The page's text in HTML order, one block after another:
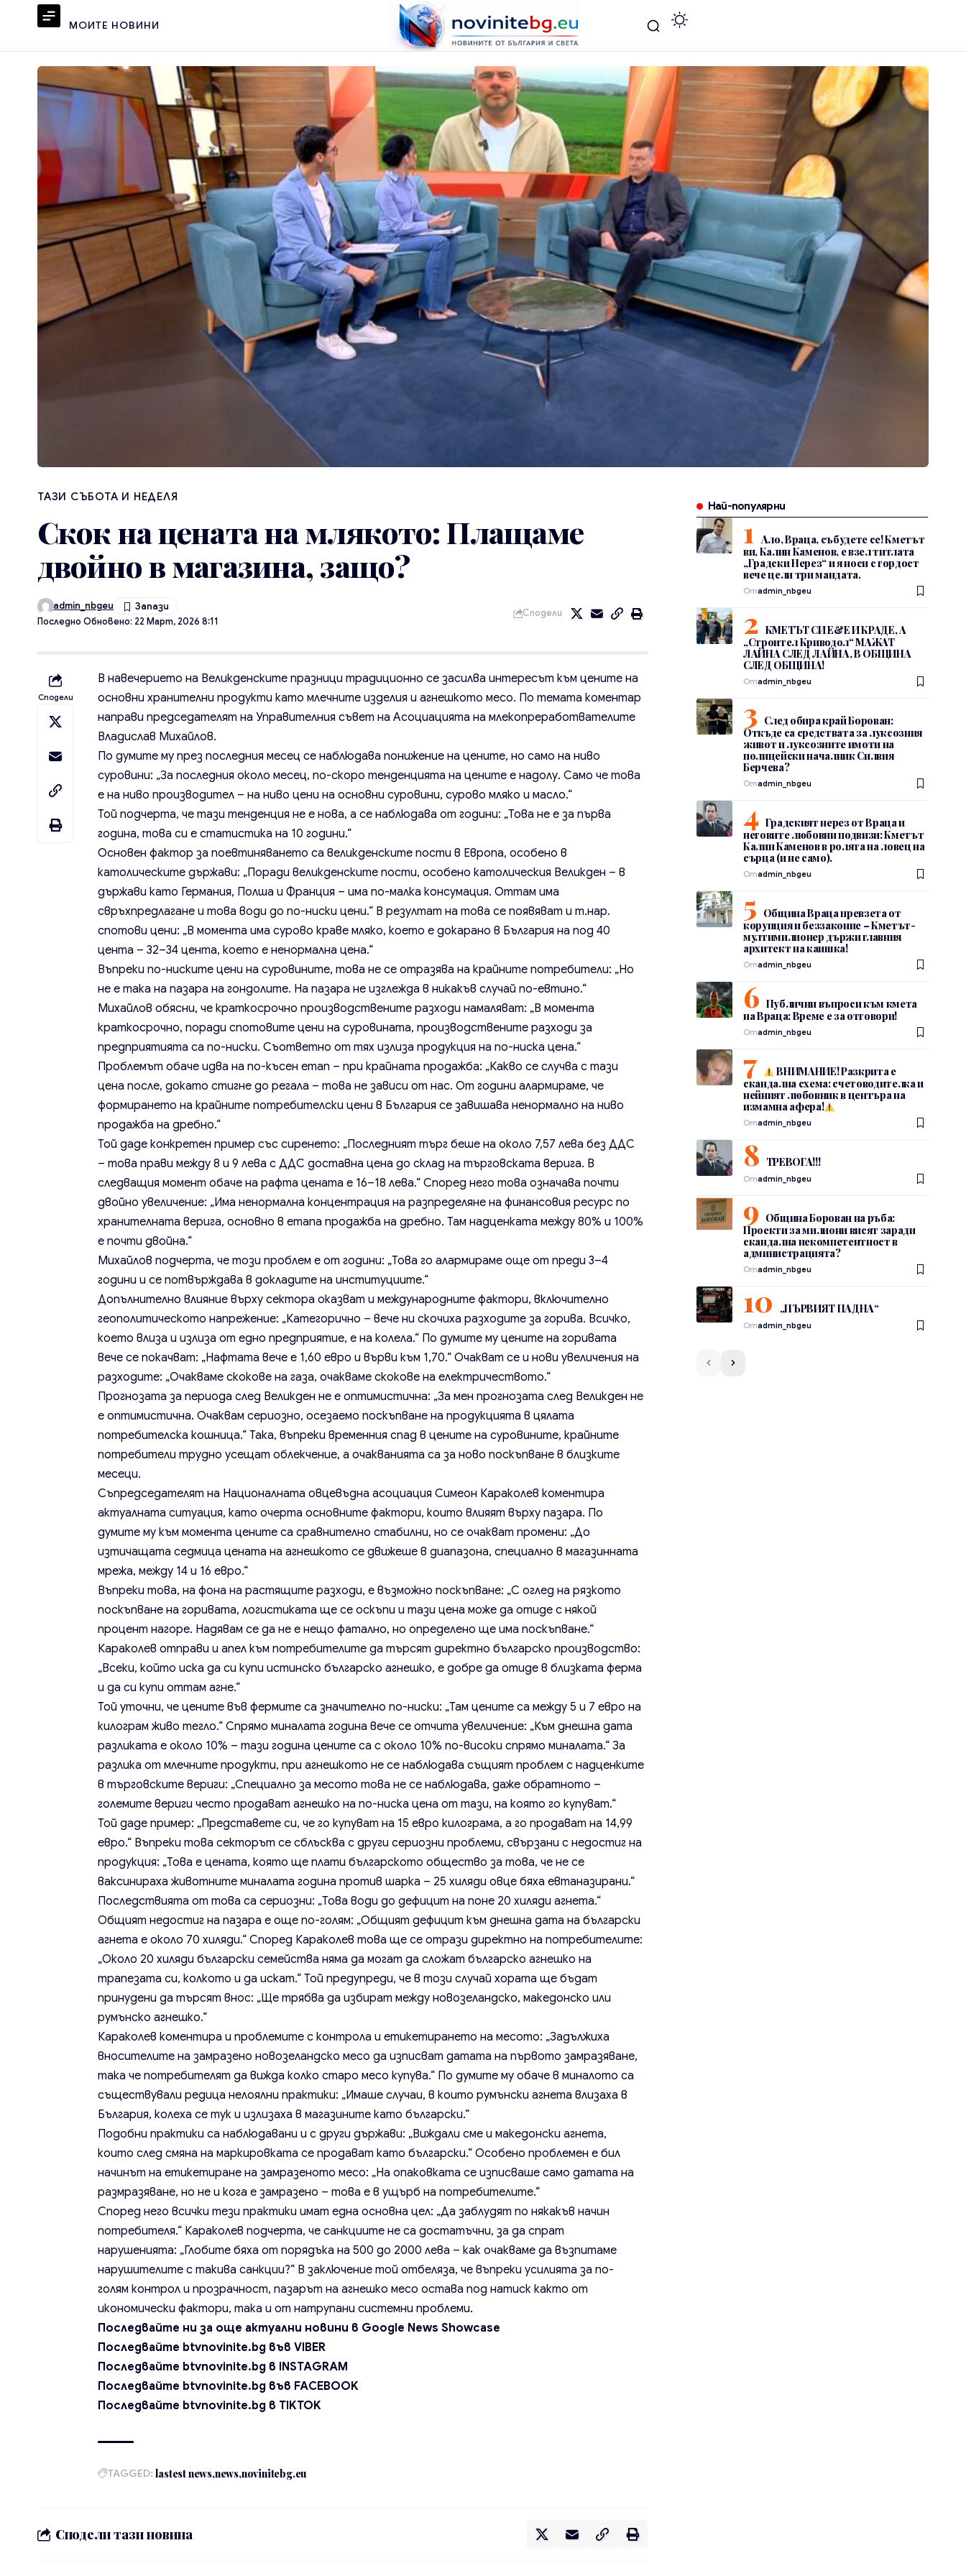
МОИТЕ НОВИНИ
ТАЗИ СЪБОТА И НЕДЕЛЯ
Скок на цената на млякото: Плащаме
двойно в магазина, защо?
Последно Обновено: 22 Март, 2026 8:11
admin_nbgeu
Сподели
Сподели
В навечерието на Великденските празници традиционно се засилва интересът към цените на
основни хранителни продукти като млечните изделия и агнешкото месо. По темата коментар
направи председателят на Управителния съвет на Асоциацията на млекопреработвателите
Владислав Михайлов.
По думите му през последния месец се наблюдава понижение на цените, но само на ниво
суровини: „За последния около месец, по-скоро тенденцията на цените е надолу. Само че това
е на ниво производител – на ниво цени на основни суровини, сурово мляко и масло.“
Той подчерта, че тази тенденция не е нова, а се наблюдава от години: „Това не е за първа
година, това си е статистика на 10 години.“
Основен фактор за поевтиняването са великденските пости в Европа, особено в
католическите държави: „Поради великденските пости, особено католическия Великден – в
държави като Германия, Полша и Франция – има по-малка консумация. Оттам има
свръхпредлагане и това води до по-ниски цени.“ В резултат на това се появяват и т.нар.
спотови цени: „В момента има сурово краве мляко, което е докарано в България на под 40
цента – 32–34 цента, което е ненормална цена.“
Въпреки по-ниските цени на суровините, това не се отразява на крайните потребители: „Но
не е така на пазара на гондолите. На пазара не изглежда в никакъв случай по-евтино.“
Михайлов обясни, че краткосрочно производствените разходи намаляват: „В момента
краткосрочно, поради спотовите цени на суровината, производствените разходи за
предприятията са по-ниски. Съответно от тях излиза продукция на по-ниска цена.“
Проблемът обаче идва на по-късен етап – при крайната продажба: „Какво се случва с тази
цена после, докато стигне до регала – това не зависи от нас. От години алармираме, че
формирането на крайните потребителски цени в България се завишава ненормално на ниво
продажба на дребно.“
Той даде конкретен пример със сиренето: „Последният търг беше на около 7,57 лева без ДДС
– това прави между 8 и 9 лева с ДДС доставна цена до склад на търговската верига. В
следващия момент обаче на рафта цената е 16–18 лева.“ Според него това означава почти
двойно увеличение: „Има ненормална концентрация на разпределяне на финансовия ресурс по
хранителната верига, основно в етапа продажба на дребно. Там надценката между 80% и 100%
е почти двойна.“
Михайлов подчерта, че този проблем е от години: „Това го алармираме още от преди 3–4
години и се потвърждава в докладите на институциите.“
Допълнително влияние върху сектора оказват и международните фактори, включително
геополитическото напрежение: „Категорично – вече ни скочиха разходите за горива. Всичко,
което влиза и излиза от едно предприятие, е на колела.“ По думите му цените на горивата
вече се покачват: „Нафтата вече е 1,60 евро и върви към 1,70.“ Очакват се и нови увеличения на
разходите: „Очакваме скокове на газа, очакваме скокове на електричеството.“
Прогнозата за периода след Великден не е оптимистична: „За мен прогнозата след Великден не
е оптимистична. Очаквам сериозно, осезаемо поскъпване на продукцията в цялата
потребителска кошница.“ Така, въпреки временния спад в цените на суровините, крайните
потребители трудно усещат облекчение, а очакванията са за ново поскъпване в близките
месеци.
Съпредседателят на Националната овцевъдна асоциация Симеон Караколев коментира
актуалната ситуация, като очерта основните фактори, които влияят върху пазара. По
думите му към момента цените са сравнително стабилни, но се очакват промени: „До
изтичащата седмица цената на агнешкото се движеше в диапазона, специално в магазинната
мрежа, между 14 и 16 евро.“
Въпреки това, на фона на растящите разходи, е възможно поскъпване: „С оглед на рязкото
поскъпване на горивата, логистиката ще се оскъпи и тази цена може да отиде с някой
процент нагоре. Надявам се да не е нещо фатално, но определено ще има поскъпване.“
Караколев отправи и апел към потребителите да търсят директно българско производство:
„Всеки, който иска да си купи истинско българско агнешко, е добре да отиде в близката ферма
и да си купи оттам агне.“
Той уточни, че цените във фермите са значително по-ниски: „Там цените са между 5 и 7 евро на
килограм живо тегло.“ Спрямо миналата година вече се отчита увеличение: „Към днешна дата
разликата е около 10% – тази година цените са с около 10% по-високи спрямо миналата.“ За
разлика от млечните продукти, при агнешкото не се наблюдава същият проблем с надценките
в търговските вериги: „Специално за месото това не се наблюдава, даже обратното –
големите вериги често продават агнешко на по-ниска цена от тази, на която го купуват.“
Той даде пример: „Представете си, че го купуват на 15 евро килограма, а го продават на 14,99
евро.“ Въпреки това секторът се сблъсква с други сериозни проблеми, свързани с недостиг на
продукция: „Това е цената, която ще плати българското общество за това, че не се
ваксинираха животните миналата година против шарка – 25 хиляди овце бяха евтаназирани.“
Последствията от това са сериозни: „Това води до дефицит на поне 20 хиляди агнета.“
Общият недостиг на пазара е още по-голям: „Общият дефицит към днешна дата на български
агнета е около 70 хиляди.“ Според Караколев това ще се отрази директно на потребителите:
„Около 20 хиляди български семейства няма да могат да сложат българско агнешко на
трапезата си, колкото и да искат.“ Той предупреди, че в този случай хората ще бъдат
принудени да търсят внос: „Ще трябва да избират между новозеландско, македонско или
румънско агнешко.“
Караколев коментира и проблемите с контрола и етикетирането на месото: „Задължиха
вносителите на замразено новозеландско месо да изписват датата на първото замразяване,
така че потребителят да вижда колко старо месо купува.“ По думите му обаче в миналото са
съществували редица нелоялни практики: „Имаше случаи, в които румънски агнета влизаха в
България, колеха се тук и излизаха в магазините като български.“
Подобни практики са наблюдавани и с други държави: „Виждали сме и македонски агнета,
които след смяна на маркировката се продават като български.“ Особено проблемен е бил
начинът на етикетиране на замразеното месо: „На опаковката се изписваше само датата на
размразяване, но не и кога е замразено – това е в ущърб на потребителите.“
Според него всички тези практики имат една основна цел: „Да заблудят по някакъв начин
потребителя.“ Караколев подчерта, че санкциите не са достатъчни, за да спрат
нарушенията: „Глобите бяха от порядъка на 500 до 2000 лева – как очакваме да възпитаме
нарушителите с такива санкции?“ В заключение той отбеляза, че въпреки усилията за по-
голям контрол и прозрачност, пазарът на агнешко месо остава под натиск както от
икономически фактори, така и от натрупани системни проблеми.
Последвайте ни за още актуални новини в Google News Showcase
Последвайте btvnovinite.bg въвVIBER
Последвайте btvnovinite.bg в INSTAGRAM
Последвайте btvnovinite.bg във FACEBOOK
Последвайте btvnovinite.bg в TIKTOK
TAGGED: lastest news news novinitebg.eu
Сподели тази новина
Най-популярни
Ало, Враца, събудете се! Кметът
ви, Калин Каменов, е взел титлата
„Градски Нерез“ и я носи с гордост
вече цели три мандата.
Отadmin_nbgeu
КМЕТЪТ СИ Е&Е И КРАДЕ, А
„Строител Криводол“ МАЖАТ
ЛАЙНА СЛЕД ЛАЙНА, В ОБЩИНА
СЛЕД ОБЩИНА!
Отadmin_nbgeu
След обира край Борован:
Откъде са средствата за луксозния
живот и луксозните имоти на
полицейски началник Силвия
Берчева?
Отadmin_nbgeu
Градският нерез от Враца и
неговите любовни подвизи: Кметът
Калин Каменов в ролята на ловец на
сърца (и не само).
Отadmin_nbgeu
Община Враца превзета от
корупция и беззаконие – Кметът-
мултимилионер държи главния
архитект на каишка!
Отadmin_nbgeu
Публични въпроси към кмета
на Враца: Време е за отговори!
Отadmin_nbgeu
ВНИМАНИЕ! Разкрита е
скандална схема: счетоводителка и
нейният любовник в центъра на
измамна афера!
Отadmin_nbgeu
ТРЕВОГА!!!
Отadmin_nbgeu
Община Борован на ръба:
Проекти за милиони висят заради
скандална некомпетентност в
администрацията?
Отadmin_nbgeu
„ПЪРВИЯТ ПАДНА“
Отadmin_nbgeu